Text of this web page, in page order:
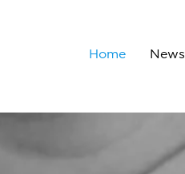
Home News